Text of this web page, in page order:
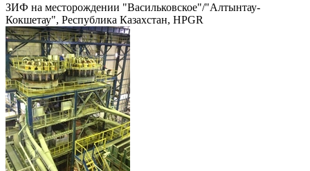
ЗИФ на месторождении "Васильковское"/"Алтынтау-
Кокшетау", Республика Казахстан, HPGR